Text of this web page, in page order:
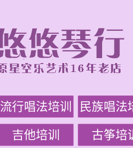
流行唱法培训 民族唱法
吉他培训 古筝培